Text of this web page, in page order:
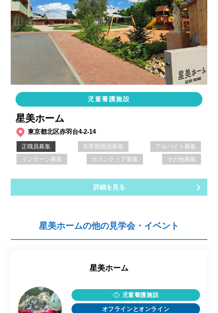
児童養護施設
星美ホーム
東京都北区赤羽台4-2-14
正職員募集 非常勤職員募集
アルバイト募集
インターン募集
ボランティア募集 その他募集
詳細を見る
星美ホームの他の見学会・イベント
星美ホーム
児童養護施設
オフラインとオンライン